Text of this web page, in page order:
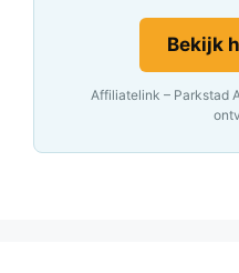
Bekijk
Affiliatelink – Parkstad